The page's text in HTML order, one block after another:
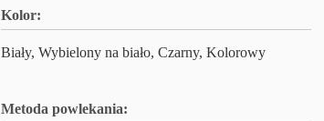
Kolor:
Biały, Wybielony na biało, Czarny, Kolorowy
Metoda powlekania: